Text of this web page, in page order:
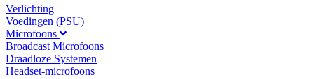
Verlichting
Voedingen (PSU)
Microfoons
Broadcast Microfoons
Draadloze Systemen
Headset-microfoons